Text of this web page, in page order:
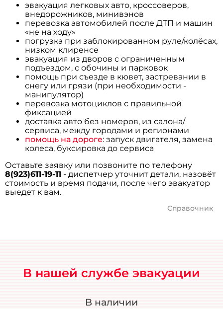
эвакуация легковых авто, кроссоверов,
внедорожников, минивэнов
перевозка автомобилей после ДТП и машин
«не на ходу»
погрузка при заблокированном руле/колёсах,
низком клиренсе
эвакуация из дворов с ограниченным
подъездом, с обочины и парковок
помощь при съезде в кювет, застревании в
снегу или грязи (при необходимости -
манипулятор)
перевозка мотоциклов с правильной
фиксацией
доставка авто без номеров, из салона/
сервиса, между городами и регионами
помощь на дороге: запуск двигателя, замена
колеса, буксировка до сервиса
Оставьте заявку или позвоните по телефону
8(923)611-19-11 - диспетчер уточнит детали, назовёт
стоимость и время подачи, после чего эвакуатор
выедет к вам.
Справочник
В нашей службе эвакуации
В наличии